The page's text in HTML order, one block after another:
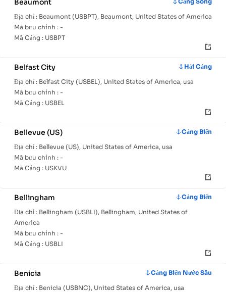
Beaumont
Địa chỉ : Beaumont (USBPT), Beaumont, United States of America
Mã bưu chính : -
Mã Cảng : USBPT
Belfast City
Hải Cảng
Địa chỉ : Belfast City (USBEL), United States of America, usa
Mã bưu chính : -
Mã Cảng : USBEL
Bellevue (US)
Cảng Biển
Địa chỉ : Bellevue (US), United States of America, usa
Mã bưu chính : -
Mã Cảng : USKVU
Bellingham
Cảng Biển
Địa chỉ : Bellingham (USBLI), Bellingham, United States of
America
Mã bưu chính : -
Mã Cảng : USBLI
Benicia
Cảng Biển Nước Sâu
Địa chỉ : Benicia (USBNC), United States of America, usa